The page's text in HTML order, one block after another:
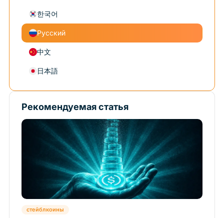
한국어
Русский
中文
日本語
Рекомендуемая статья
стейблкоины